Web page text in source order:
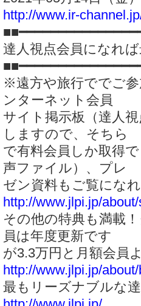
http://www.ir-
達人視点会員になれ
※遠方や旅行ででご
ンターネット会員
サイト掲示板（達人
しますので、そちら
で有料会員しか取得
声ファイル）、プレ
ゼン資料もご覧にな
http://www.jlpi.jp/
その他の特典も満載
員は年度更新です
が3.3万円と月額会員
http://www.jlpi.jp/
最もリーズナブル